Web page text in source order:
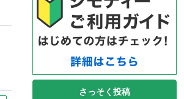
さっそく投稿